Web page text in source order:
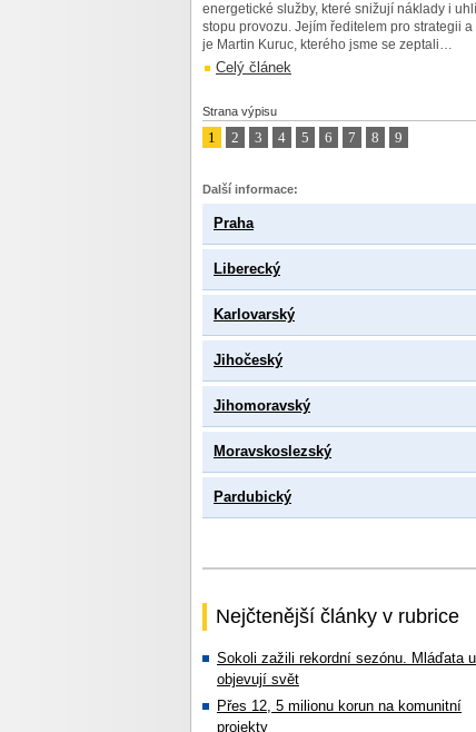
energetické služby, které snižují náklady i
stopu provozu. Jejím ředitelem pro strategii a
je Martin Kuruc, kterého jsme se zeptali…
Celý článek
Strana výpisu
1 2 3 4 5 6 7 8 9
Další informace:
Praha
Liberecký
Karlovarský
Jihočeský
Jihomoravský
Moravskoslezský
Pardubický
Nejčtenější články v rubrice
Sokoli zažili rekordní sezónu. Mláďata
objevují svět
Přes 12, 5 milionu korun na komunitní
projekty